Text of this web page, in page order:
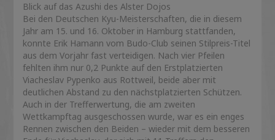
Blick auf das Azushi des Alster Dojos
Bei den Deutschen Kyu-Meisterschaften, die in diesem
Jahr am 15. und 16. Oktober in Hamburg stattfanden,
konnte Erik Hamann vom Budo-Club seinen Stilpreis-Titel
aus dem Vorjahr fast verteidigen. Nach vier Pfeilen
fehlten ihm nur 0,2 Punkte auf den Erstplatzierten
Viacheslav Pypenko aus Rottweil, beide aber mit
deutlichen Abstand zu den nächstplatzierten Schützen.
Auch in der Trefferwertung, die am zweiten
Wettkampftag ausgeschossen wurde, war es ein enges
Rennen zwischen den Beiden – wieder mit dem besseren